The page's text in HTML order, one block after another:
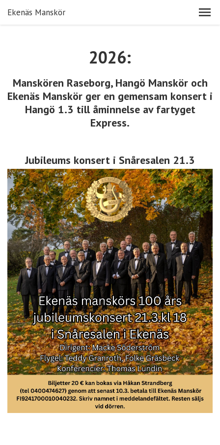
Ekenäs Manskör
2026:
Manskören Raseborg, Hangö Manskör och
Ekenäs Manskör ger en gemensam konsert i
Hangö 1.3 till åminnelse av fartyget
Express.
Jubileums konsert i Snåresalen 21.3